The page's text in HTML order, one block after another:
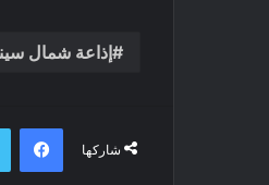
إذاعة شمال
شاركها